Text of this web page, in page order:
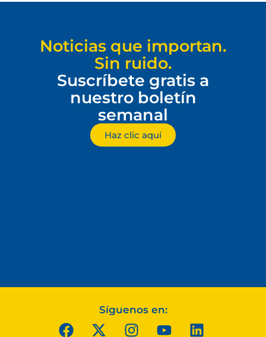
Noticias que importan.
Sin ruido.
Suscríbete gratis a
nuestro boletín
semanal
Haz clic aquí
Síguenos en: